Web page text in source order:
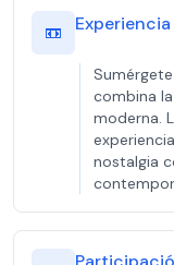
📼
combina
moderna.
nostalgia